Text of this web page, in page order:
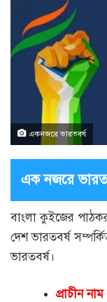
একনজরে ভারতবর্ষ
এক নজরে
বাংলা কুইজের
দেশ ভারতবর্ষ
ভারতবর্ষ।
প্রাচীন নাম